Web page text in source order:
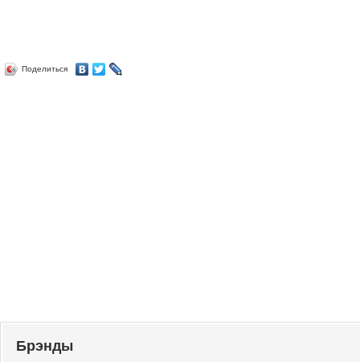
Поделиться
Брэнды